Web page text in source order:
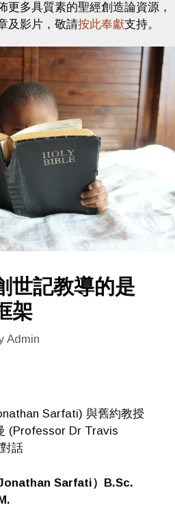
更多具質素的聖經創造論資源，
及影片，敬請按此奉獻支持。
世記教導的是
架
Admin
Sarfati) 與舊約教授
(Professor Dr Travis
話
Sarfati）B.Sc.